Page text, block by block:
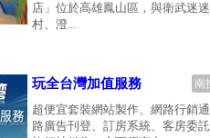
店」位於高雄鳳山區，與衛武迷迷
村、澄...
南
玩全台灣加值服務
超便宜套裝網站製作、網路行銷通
路廣告刊登、訂房系統、客房委託